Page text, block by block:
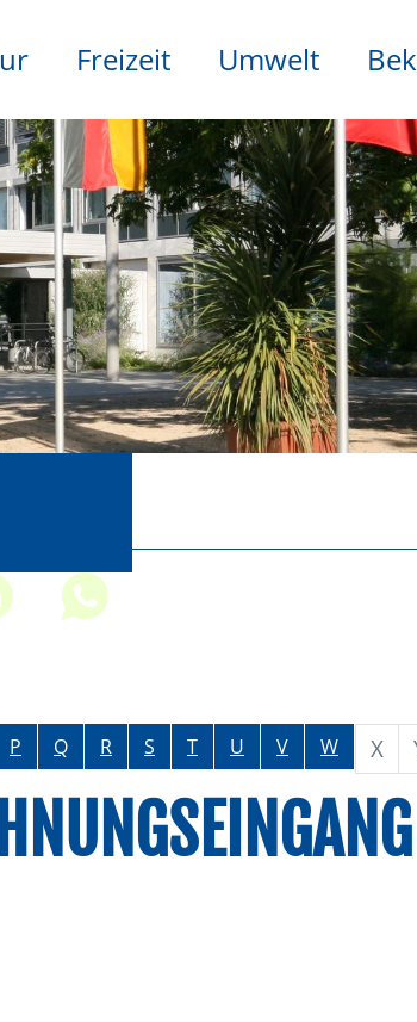
Freizeit Umwelt
P Q R S T U V W X